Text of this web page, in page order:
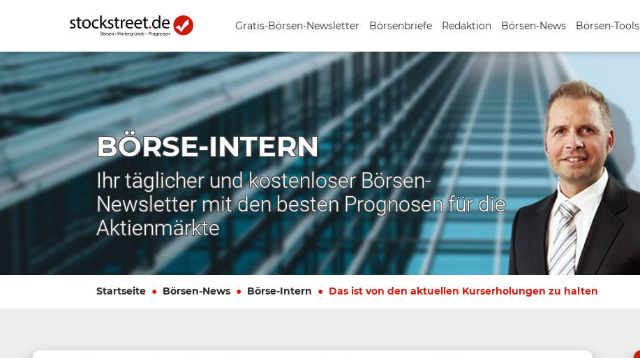
Gratis-Börsen-Newsletter Börsenbriefe Redaktion Börsen-News Börsen-Tools
BÖRSE-INTERN
Ihr täglicher und kostenloser Börsen-
Newsletter mit den besten Prognosen für die
Aktienmärkte
Startseite Börsen-News Börse-Intern Das ist von den aktuellen Kurserholungen zu halten